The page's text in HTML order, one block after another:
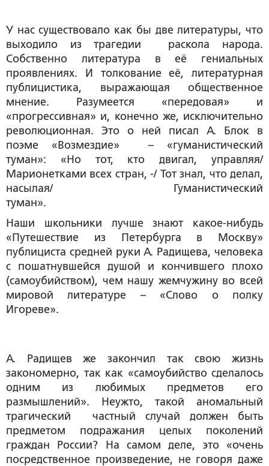
У нас существовало как бы две литературы, что
выходило из трагедии раскола народа.
Собственно литература в её гениальных
проявлениях. И толкование её, литературная
публицистика, выражающая общественное
мнение. Разумеется «передовая» и
«прогрессивная» и, конечно же, исключительно
революционная. Это о ней писал А. Блок в
поэме «Возмездие» – «гуманистический
туман»: «Но тот, кто двигал, управляя/
Марионетками всех стран, -/ Тот знал, что делал,
насылая/ Гуманистический
туман».
Наши школьники лучше знают какое-нибудь
«Путешествие из Петербурга в Москву»
публициста средней руки А. Радищева, человека
с пошатнувшейся душой и кончившего плохо
(самоубийством), чем нашу жемчужину во всей
мировой литературе – «Слово о полку
Игореве».
А. Радищев же закончил так свою жизнь
закономерно, так как «самоубийство сделалось
одним из любимых предметов его
размышлений». Неужто, такой аномальный
трагический частный случай должен быть
предметом подражания целых поколений
граждан России? На самом деле, это «очень
посредственное произведение, не говоря даже